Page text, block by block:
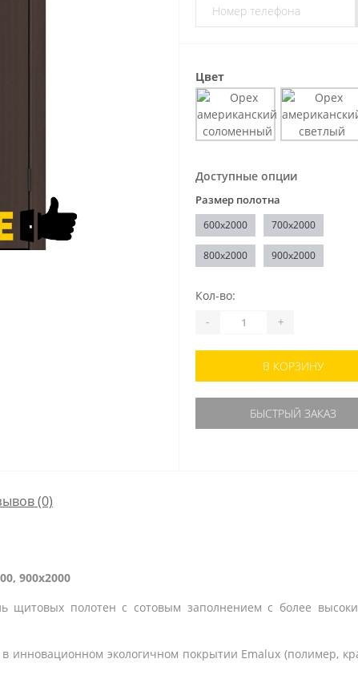
Цвет
Доступные опции
Размер полотна
600x2000 700x2000
800x2000 900x2000
Кол-во:
- +
В КОРЗИНУ
БЫСТРЫЙ ЗАКАЗ
(0)
900x2000
щитовых полотен c сотовым заполнением с более
инновационном экологичном покрытии Emalux